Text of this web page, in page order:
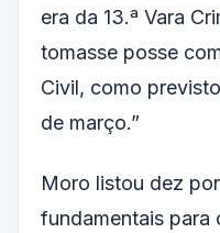
era da 13.ª Vara
tomasse posse
Civil, como
de março.”
Moro listou dez
fundamentais para